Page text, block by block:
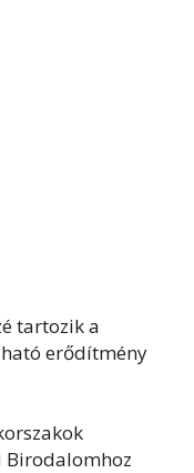
tartozik a
erődítmény
Birodalomhoz